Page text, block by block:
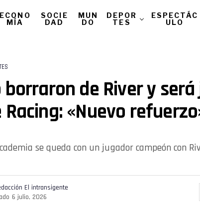
ECONO
MÍA
SOCIE
DAD
MUN
DO
DEPOR
TES
ESPECTÁC
ULO
borraron de River y
Racing: «Nuevo
se queda con un jugador campeón con
El intransigente
6 julio, 2026